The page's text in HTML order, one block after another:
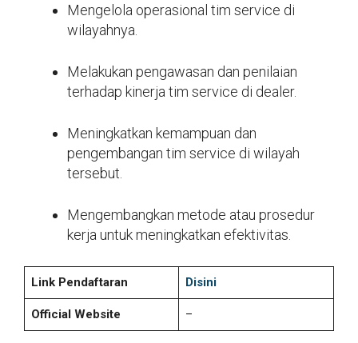
Mengelola operasional tim service di
wilayahnya.
Melakukan pengawasan dan penilaian
terhadap kinerja tim service di dealer.
Meningkatkan kemampuan dan
pengembangan tim service di wilayah
tersebut.
Mengembangkan metode atau prosedur
kerja untuk meningkatkan efektivitas.
Link Pendaftaran Disini
Official Website –